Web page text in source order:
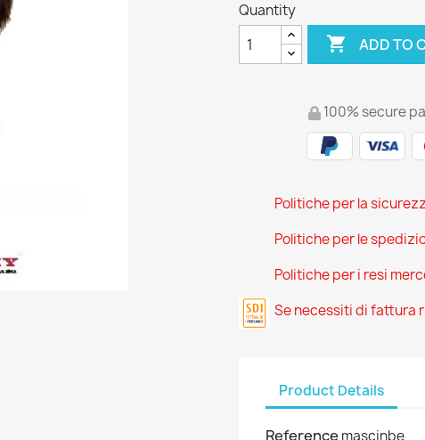
Quantity
 ADD TO
100% secure
Politiche per la
Politiche per le
Politiche per i resi
Se necessiti di fattura
Product Details
Reference mascinbe